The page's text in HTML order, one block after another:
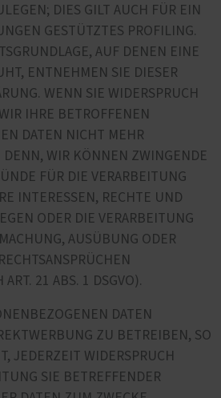
DIES GILT AUCH FÜR EIN
GESTÜTZTES PROFILING.
AUF DENEN EINE
ENTNEHMEN SIE DIESER
WENN SIE WIDERSPRUCH
IHRE BETROFFENEN
DATEN NICHT MEHR
DENN, WIR KÖNNEN ZWINGENDE
FÜR DIE VERARBEITUNG
INTERESSEN, RECHTE UND
ODER DIE VERARBEITUNG
AUSÜBUNG ODER
21 ABS. 1 DSGVO).
DATEN
ZU BETREIBEN, SO
JEDERZEIT WIDERSPRUCH
SIE BETREFFENDER